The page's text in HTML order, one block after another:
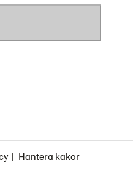
Hantera kakor